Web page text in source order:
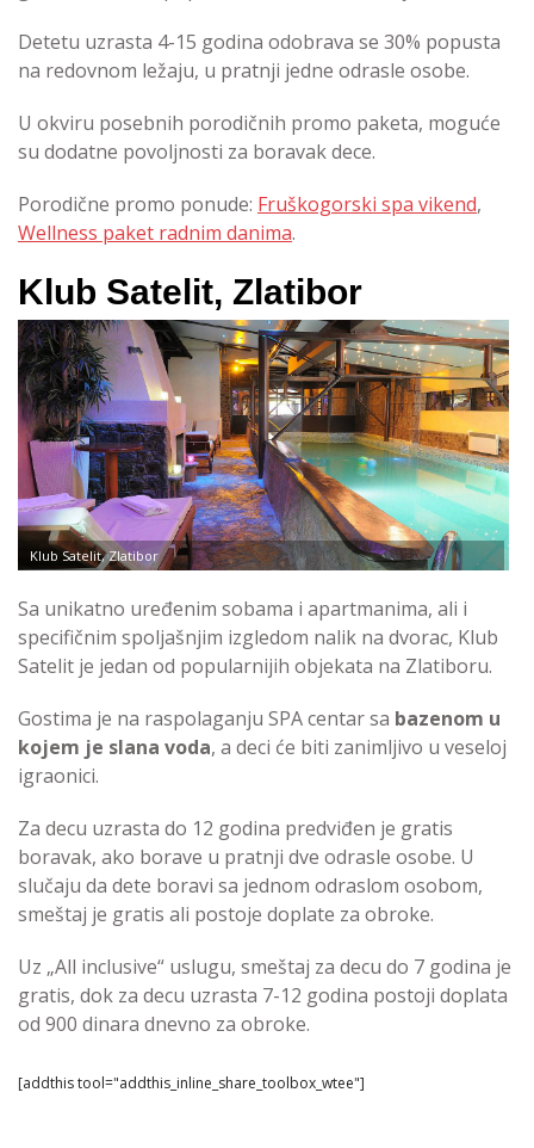
Detetu uzrasta 4-15 godina odobrava se 30% popusta
na redovnom ležaju, u pratnji jedne odrasle osobe.
U okviru posebnih porodičnih promo paketa, moguće
su dodatne povoljnosti za boravak dece.
Porodične promo ponude: Fruškogorski spa vikend,
Wellness paket radnim danima.
Klub Satelit, Zlatibor
Klub Satelit, Zlatibor
Sa unikatno uređenim sobama i apartmanima, ali i
specifičnim spoljašnjim izgledom nalik na dvorac, Klub
Satelit je jedan od popularnijih objekata na Zlatiboru.
Gostima je na raspolaganju SPA centar sa bazenom u
kojem je slana voda, a deci će biti zanimljivo u veseloj
igraonici.
Za decu uzrasta do 12 godina predviđen je gratis
boravak, ako borave u pratnji dve odrasle osobe. U
slučaju da dete boravi sa jednom odraslom osobom,
smeštaj je gratis ali postoje doplate za obroke.
Uz „All inclusive“ uslugu, smeštaj za decu do 7 godina je
gratis, dok za decu uzrasta 7-12 godina postoji doplata
od 900 dinara dnevno za obroke.
[addthis tool="addthis_inline_share_toolbox_wtee"]